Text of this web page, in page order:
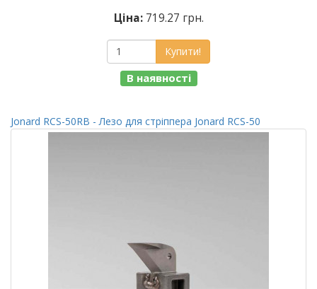
Ціна: 719.27 грн.
Купити!
В наявності
Jonard RCS-50RB - Лезо для стріппера Jonard RCS-50